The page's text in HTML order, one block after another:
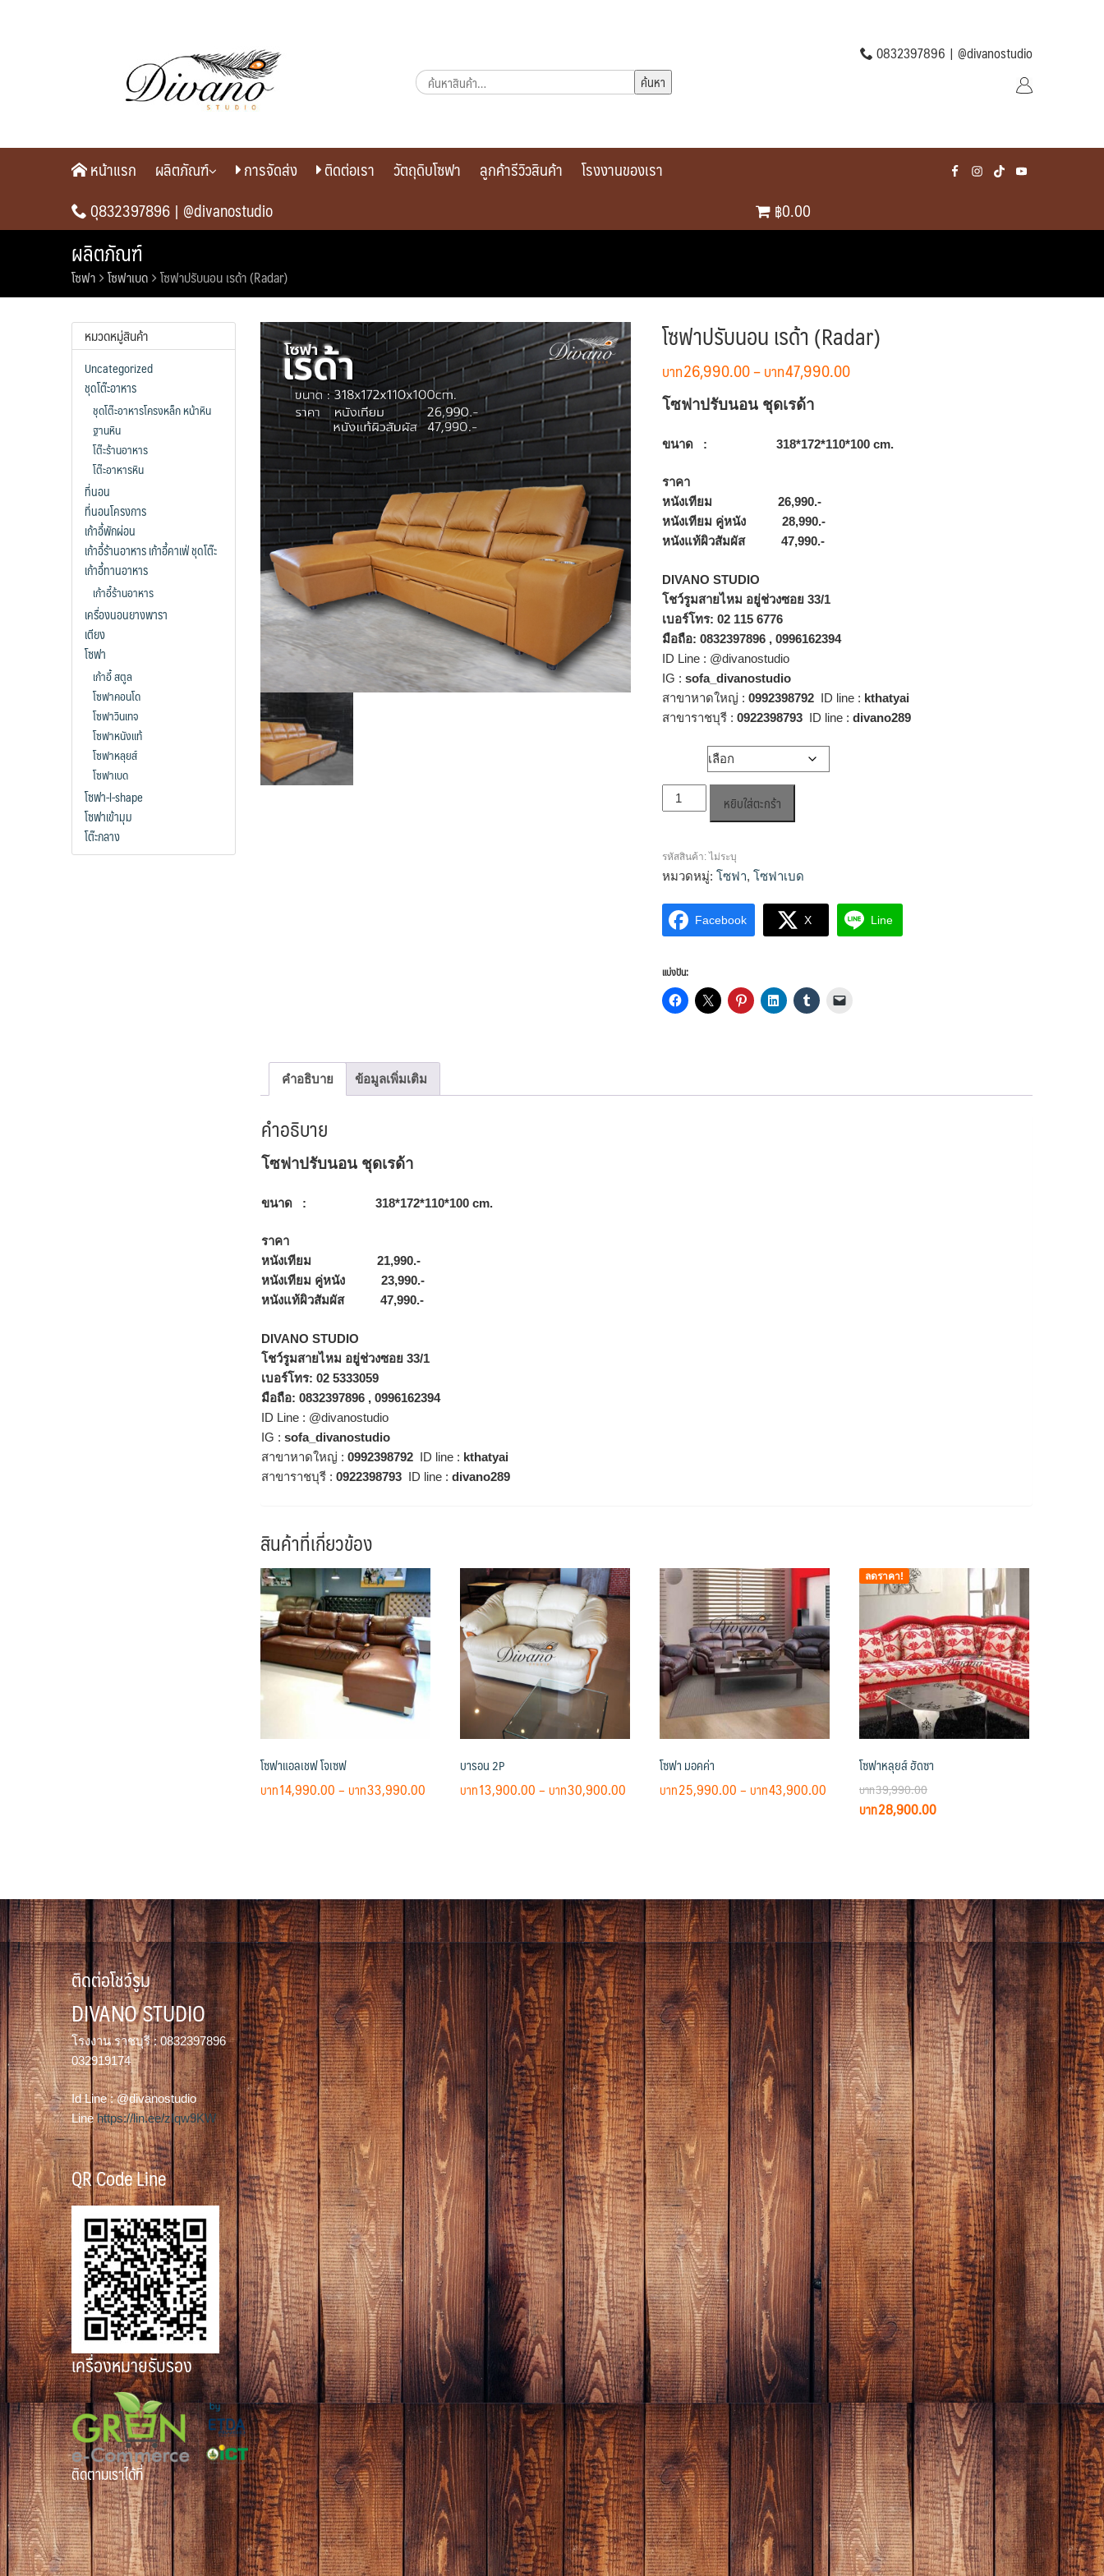
ค้นหา:
ค้นหา
0832397896 | @divanostudio
หน้าแรก ผลิตภัณฑ์ การจัดส่ง ติดต่อเรา วัตถุดิบโซฟา ลูกค้ารีวิวสินค้า
โรงงานของเรา
0ุ832397896 | @divanostudio ฿0.00
ผลิตภัณฑ์
โซฟา โซฟาเบด โซฟาปรับนอน เรด้า (Radar)
โซฟาปรับนอน เรด้า (Radar)
26,990.00– 47,990.00Price
฿47,990.00
โซฟาปรับนอน ชุดเรด้า
ขนาด : 318*172*110*100 cm.
ราคา
หนังเทียม 26,990.-
หนังเทียม คู่หนัง 28,990.-
หนังแท้ผิวสัมผัส 47,990.-
DIVANO STUDIO
โชว์รูมสายไหม อยู่ช่วงซอย 33/1
เบอร์โทร: 02 115 6776
มือถือ: 0832397896 , 0996162394
ID Line : @divanostudio
IG : sofa_divanostudio
สาขาหาดใหญ่ : 0992398792 ID line : kthatyai
สาขาราชบุรี : 0922398793 ID line : divano289
จำนวน
โซฟา
นอน
เรด้า
ชิ้น
หยิบใส่ตะกร้า
รหัสสินค้า: ไม่ระบุ
หมวดหมู่: โซฟา, โซฟาเบด
Facebook X Line
แบ่งปัน:
คำอธิบาย ข้อมูลเพิ่มเติม
คำอธิบาย
โซฟาปรับนอน ชุดเรด้า
ขนาด : 318*172*110*100 cm.
ราคา
หนังเทียม 21,990.-
หนังเทียม คู่หนัง 23,990.-
หนังแท้ผิวสัมผัส 47,990.-
DIVANO STUDIO
โชว์รูมสายไหม อยู่ช่วงซอย 33/1
เบอร์โทร: 02 5333059
มือถือ: 0832397896 , 0996162394
ID Line : @divanostudio
IG : sofa_divanostudio
สาขาหาดใหญ่ : 0992398792 ID line : kthatyai
สาขาราชบุรี : 0922398793 ID line : divano289
สินค้าที่เกี่ยวข้อง
โซฟาแอลเชฟ โจเซฟ
14,990.00– 33,990.00
The
options
may
be
chosen
on
the
product
page
บารอน 2P
13,900.00– 30,900.00Price
The
options
may
be
chosen
on
the
product
page
โซฟา มอคค่า
25,990.00– 43,900.00Price
The
options
may
be
chosen
on
the
product
page
ลดราคา!
โซฟาหลุยส์ ฮัดซา
39,990.00
Original28,900.00Current
หมวดหมู่สินค้า
Uncategorized
ชุดโต๊ะอาหาร
ชุดโต๊ะอาหารโครงหล็ก หน้าหิน
ฐานหิน
โต๊ะร้านอาหาร
โต๊ะอาหารหิน
ที่นอน
ที่นอนโครงการ
เก้าอี้พักผ่อน
เก้าอี้ร้านอาหาร เก้าอี้คาเฟ่ ชุดโต๊ะ
เก้าอี้ทานอาหาร
เก้าอี้ร้านอาหาร
เครื่องนอนยางพารา
เตียง
โซฟา
เก้าอี้ สตูล
โซฟาคอนโด
โซฟาวินเทจ
โซฟาหนังแท้
โซฟาหลุยส์
โซฟาเบด
โซฟา-l-shape
โซฟาเข้ามุม
โต๊ะกลาง
ติดต่อโชว์รูม
DIVANO STUDIO
โรงงาน ราชบุรี : 0832397896
032919174
Id Line : @divanostudio
Linehttps://lin.ee/zIqw9KW
QR Code Line
เครื่องหมายรับรอง
ติดตามเราได้ที่